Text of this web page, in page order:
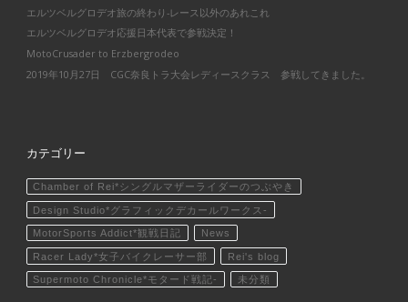
エルツベルグロデオ旅の終わり-レース以外のあれこれ
エルツベルグロデオ応援日本代表で参戦決定！
MotoCrusader to Erzbergrodeo
2019年10月27日 CGC奈良トラ大会レディースクラス 参戦してきました。
カテゴリー
Chamber of Rei*シングルマザーライダーのつぶやき
Design Studio*グラフィックデカールワークス-
MotorSports Addict*観戦日記 News
Racer Lady*女子バイクレーサー部 Rei's blog
Supermoto Chronicle*モタード戦記- 未分類